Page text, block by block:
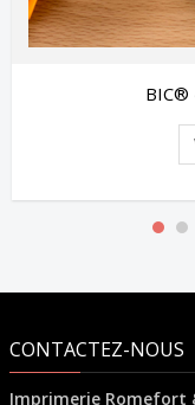
CONTACTEZ-NOUS
Imprimerie Romefort